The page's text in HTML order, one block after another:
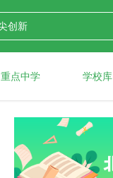
重点中学 学校库